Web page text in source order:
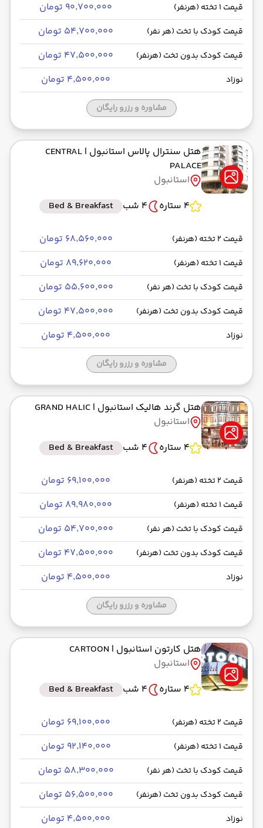
قیمت 1 تخته (هرنفر) ۹۰٬۷۰۰٬۰۰۰ تومان
قیمت کودک با تخت (هر نفر) ۵۴٬۷۰۰٬۰۰۰ تومان
قیمت کودک بدون تخت (هرنفر) ۴۷٬۵۰۰٬۰۰۰ تومان
نوزاد ۴٬۵۰۰٬۰۰۰ تومان
مشاوره و رزرو رایگان
هتل سنترال پالاس استانبول | CENTRAL
PALACE
استانبول
4 ستاره
4 شب Bed & Breakfast
قیمت 2 تخته (هرنفر) ۶۸٬۵۶۰٬۰۰۰ تومان
قیمت 1 تخته (هرنفر) ۸۹٬۶۲۰٬۰۰۰ تومان
قیمت کودک با تخت (هر نفر) ۵۵٬۶۰۰٬۰۰۰ تومان
قیمت کودک بدون تخت (هرنفر) ۴۷٬۵۰۰٬۰۰۰ تومان
نوزاد ۴٬۵۰۰٬۰۰۰ تومان
مشاوره و رزرو رایگان
هتل گرند هالیک استانبول | GRAND HALIC
استانبول
4 ستاره
4 شب Bed & Breakfast
قیمت 2 تخته (هرنفر) ۶۹٬۱۰۰٬۰۰۰ تومان
قیمت 1 تخته (هرنفر) ۸۹٬۹۸۰٬۰۰۰ تومان
قیمت کودک با تخت (هر نفر) ۵۴٬۷۰۰٬۰۰۰ تومان
قیمت کودک بدون تخت (هرنفر) ۴۷٬۵۰۰٬۰۰۰ تومان
نوزاد ۴٬۵۰۰٬۰۰۰ تومان
مشاوره و رزرو رایگان
هتل کارتون استانبول | CARTOON
استانبول
4 ستاره
4 شب Bed & Breakfast
قیمت 2 تخته (هرنفر) ۶۹٬۱۰۰٬۰۰۰ تومان
قیمت 1 تخته (هرنفر) ۹۲٬۱۴۰٬۰۰۰ تومان
قیمت کودک با تخت (هر نفر) ۵۸٬۳۰۰٬۰۰۰ تومان
قیمت کودک بدون تخت (هرنفر) ۵۶٬۵۰۰٬۰۰۰ تومان
نوزاد ۴٬۵۰۰٬۰۰۰ تومان